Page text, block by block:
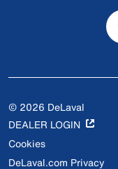
© 2026 DeLaval
DEALER LOGIN
Cookies
DeLaval.com Privacy